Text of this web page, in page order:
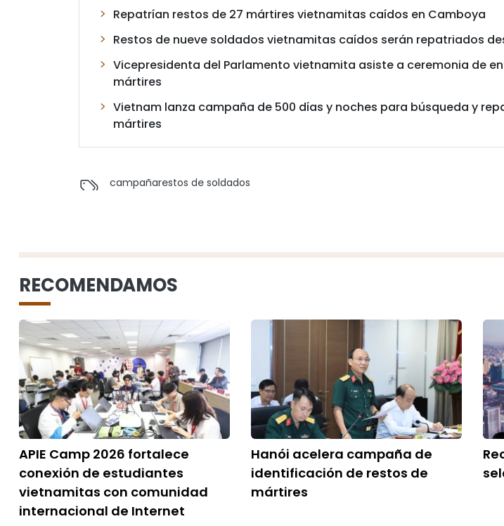
Repatrían restos de 27 mártires vietnamitas caídos en Camboya
Restos de nueve soldados vietnamitas caídos serán repatriados
Vicepresidenta del Parlamento vietnamita asiste a ceremonia de
mártires
Vietnam lanza campaña de 500 días y noches para búsqueda y
mártires
campañarestos de soldados
RECOMENDAMOS
APIE Camp 2026 fortalece
conexión de estudiantes
vietnamitas con comunidad
internacional de Internet
Hanói acelera campaña de
identificación de restos de
mártires